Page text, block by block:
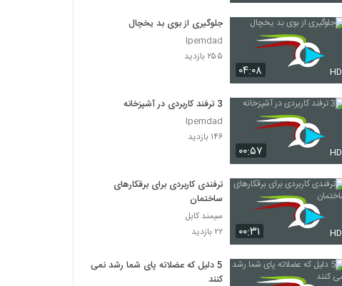
۰۴:۰۸ HD
جلوگیری از بوی بد یخچال
Ipemdad
۲۵۵ بازدید
۰۰:۵۷ HD
3 ترفند کاربردی در آشپزخانه
Ipemdad
۱۴۶ بازدید
۰۰:۳۱ HD
ترفندی کاربردی برای برقکارهای
ساختمان
سیمند کابل
۲۲ بازدید
5 دلیل که عضلاته پای شما رشد نمی
کنند